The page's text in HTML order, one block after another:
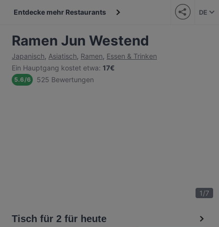
Entdecke mehr Restaurants DE
Ramen Jun Westend
Japanisch, Asiatisch, Ramen, Essen & Trinken
Ein Hauptgang kostet etwa: 17€
5.6/6 525 Bewertungen
1/7
Tisch für 2 für heute